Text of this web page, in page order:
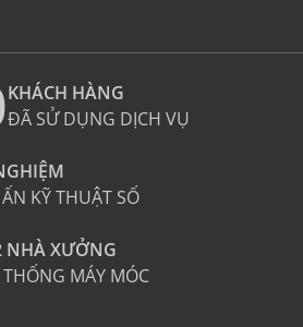
KHÁCH HÀNG
ĐÃ SỬ DỤNG DỊCH VỤ
KỸ THUẬT SỐ
NHÀ XƯỞNG
THỐNG MÁY MÓC